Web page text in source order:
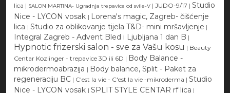
lica | SALON MARTINA- Ugradnja trepavica od svile-V | JUDO-9/17 | Studio
Nice - LYCON vosak | Lorena's magic, Zagreb- čišćenje
lica | Studio za oblikovanje tijela T&D- mini mršavljenje |
Integral Zagreb - Advent Bled i Ljubljana 1 dan B |
Hypnotic frizerski salon - sve za Vašu kosu | Beauty
Centar Kozlinger - trepavice 3D ili 6D | Body Balance -
mikrodermoabrazija | Body balance, Split - Paket za
regeneraciju BC | C'est la vie - C'est la vie -mikroderma | Studio
Nice - LYCON vosak | SPLIT STYLE CENTAR rf lica |